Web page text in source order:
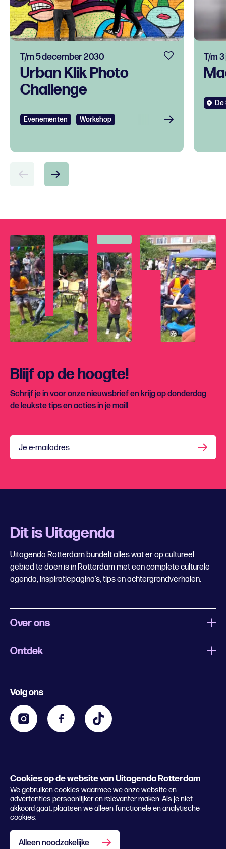
Cookies op de website van Uitagenda Rotterdam
We gebruiken cookies waarmee we onze website en
advertenties persoonlijker en relevanter maken. Als je niet
akkoord gaat, plaatsen we alleen functionele en analytische
cookies.
Alleen noodzakelijke
Urban Klik Photo
Challenge
T/m 5 december 2030
Evenementen Workshop
T/m
Blijf op de hoogte!
Schrijf je in voor onze nieuwsbrief en krijg op donderdag
de leukste tips en acties in je mail!
Je e-mailadres
Dit is Uitagenda
Uitagenda Rotterdam bundelt alles wat er op cultureel
gebied te doen is in Rotterdam met een complete culturele
agenda, inspiratiepagina’s, tips en achtergrondverhalen.
Over ons
Wat is Uitagenda Rotterdam
Contact
Zakelijk
Lees het magazine
Ontdek
Kids
Volg ons
© 2026 Rotterdam Festivals